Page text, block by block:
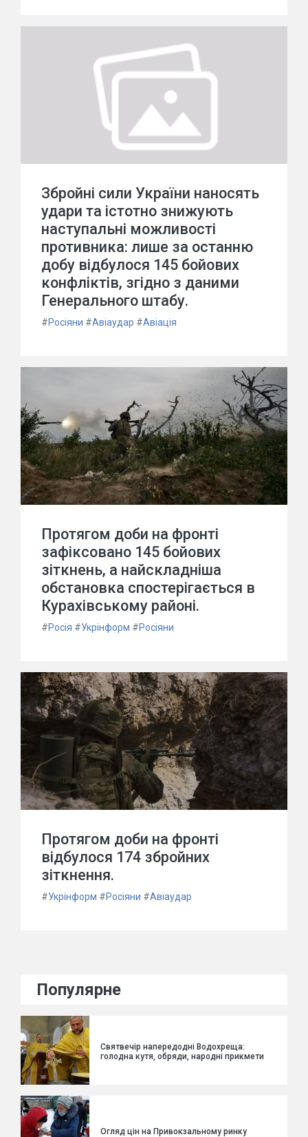
Збройні сили України наносять
удари та істотно знижують
наступальні можливості
противника: лише за останню
добу відбулося 145 бойових
конфліктів, згідно з даними
Генерального штабу.
#Росіяни #Авіаудар #Авіація
Протягом доби на фронті
зафіксовано 145 бойових
зіткнень, а найскладніша
обстановка спостерігається в
Курахівському районі.
#Росія #Укрінформ #Росіяни
Протягом доби на фронті
відбулося 174 збройних
зіткнення.
#Укрінформ #Росіяни #Авіаудар
Популярне
Святвечір напередодні Водохреща:
голодна кутя, обряди, народні прикмети
Огляд цін на Привокзальному ринку